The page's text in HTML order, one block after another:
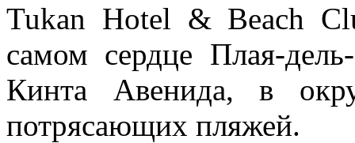
Tukan Hotel & Beach
самом сердце Плая-
Кинта Авенида, в
потрясающих пляжей.